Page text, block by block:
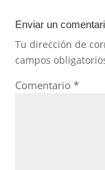
Enviar un
Tu dirección de
campos
Comentario*